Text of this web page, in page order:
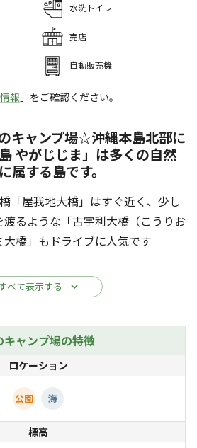
水洗トイレ
売店
自動販売機
報 」をご確認ください。
キャンプ場☆沖縄本島北部に
やがじじま」は多くの自然
属する島です。
「屋我地大橋」はすぐ近く、少し
るような「古宇利大橋（こうりお
橋」もドライブに人気です
る神秘の橋「ピュアロード」で沖の
ンガローもご用意しています
ありますので事前にご連絡くださ
もあるのでまったり海の上を漂っ
・・？？
べて表示する
キャンプ場の特徴
ロケーション
公園 海
標高